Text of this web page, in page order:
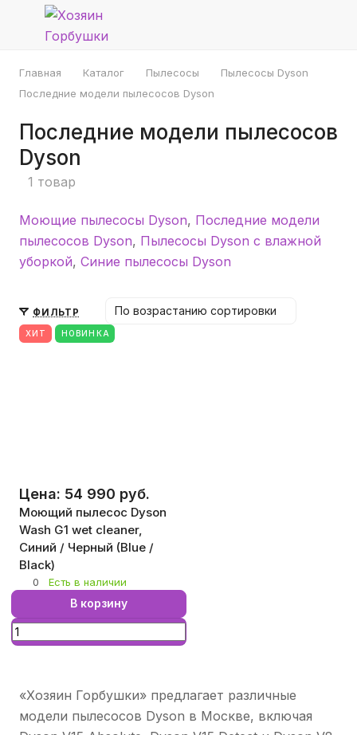
Главная Каталог Пылесосы
Пылесосы Dyson
Последние модели пылесосов Dyson
Последние модели пылесосов
Dyson
1 товар
Моющие пылесосы Dyson, Последние модели
пылесосов Dyson, Пылесосы Dyson с влажной
уборкой, Синие пылесосы Dyson
ФИЛЬТР По возрастанию сортировки
ХИТ НОВИНКА
Цена: 54 990 руб.
Моющий пылесос Dyson
Wash G1 wet cleaner,
Синий / Черный (Blue /
Black)
0 Есть в наличии
В корзину
«Хозяин Горбушки» предлагает различные
модели пылесосов Dyson в Москве, включая